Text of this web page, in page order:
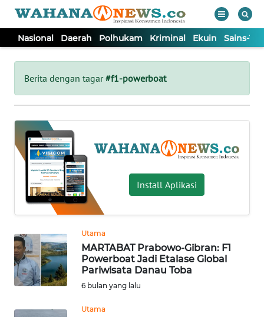
Nasional Daerah Polhukam Kriminal Ekuin Sains-
Berita dengan tagar#f1-powerboat
Install Aplikasi
Utama
MARTABAT Prabowo-Gibran: F1
Powerboat Jadi Etalase Global
Pariwisata Danau Toba
6 bulan yang lalu
Utama
Tutup
NASIONAL
DAERAH
POLHUKAM
KRIMINAL
EKUIN
SAINS-TEKNO